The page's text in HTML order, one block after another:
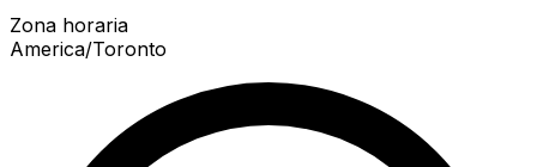
Zona horaria
America/Toronto